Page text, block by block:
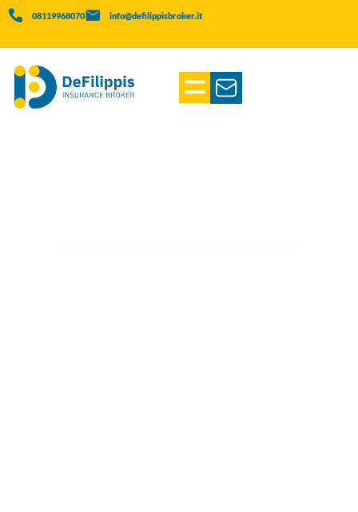
08119968070 info@defilippisbroker.it